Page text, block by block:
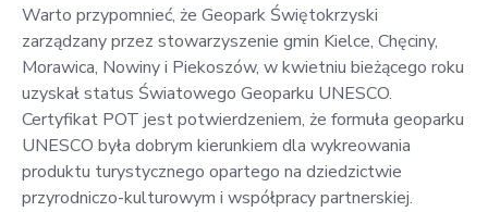
Warto przypomnieć, że Geopark Świętokrzyski
zarządzany przez stowarzyszenie gmin Kielce, Chęciny,
Morawica, Nowiny i Piekoszów, w kwietniu bieżącego roku
uzyskał status Światowego Geoparku UNESCO.
Certyfikat POT jest potwierdzeniem, że formuła geoparku
UNESCO była dobrym kierunkiem dla wykreowania
produktu turystycznego opartego na dziedzictwie
przyrodniczo-kulturowym i współpracy partnerskiej.